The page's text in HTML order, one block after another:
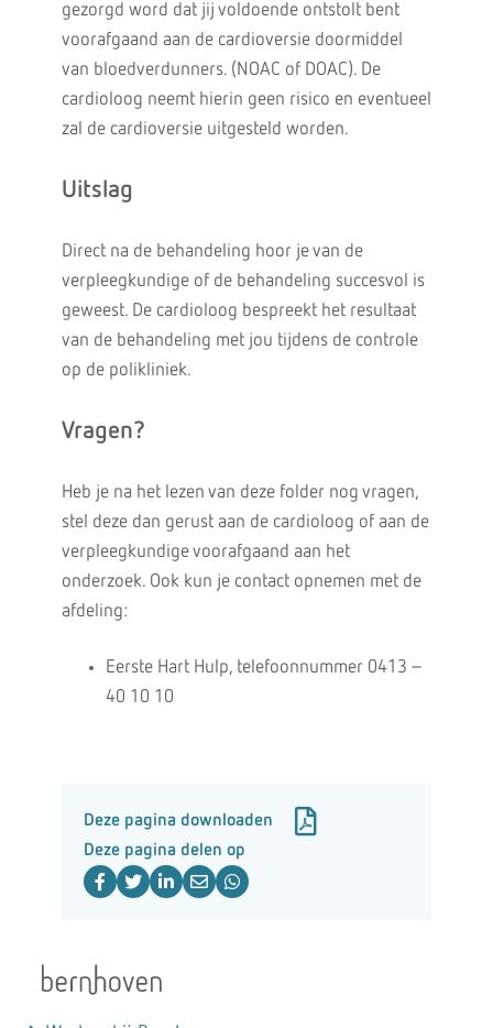
gezorgd word dat jij voldoende ontstolt bent
voorafgaand aan de cardioversie doormiddel
van bloedverdunners. (NOAC of DOAC). De
cardioloog neemt hierin geen risico en eventueel
zal de cardioversie uitgesteld worden.
Uitslag
Direct na de behandeling hoor je van de
verpleegkundige of de behandeling succesvol is
geweest. De cardioloog bespreekt het resultaat
van de behandeling met jou tijdens de controle
op de polikliniek.
Vragen?
Heb je na het lezen van deze folder nog vragen,
stel deze dan gerust aan de cardioloog of aan de
verpleegkundige voorafgaand aan het
onderzoek. Ook kun je contact opnemen met de
afdeling:
Eerste Hart Hulp, telefoonnummer 0413 –
40 10 10
Deze pagina downloaden
Deze pagina delen op